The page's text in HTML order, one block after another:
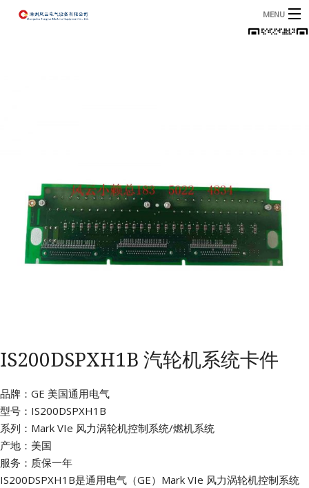
MENU
IS200DSPXH1B 汽轮机系统卡件
品牌：GE 美国通用电气
型号：IS200DSPXH1B
系列：Mark VIe 风力涡轮机控制系统/燃机系统
产地：美国
服务：质保一年
IS200DSPXH1B是通用电气（GE）Mark VIe 风力涡轮机控制系统